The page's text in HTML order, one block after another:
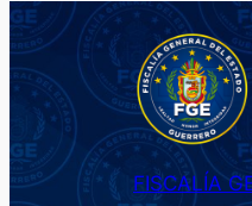
FISCALÍA